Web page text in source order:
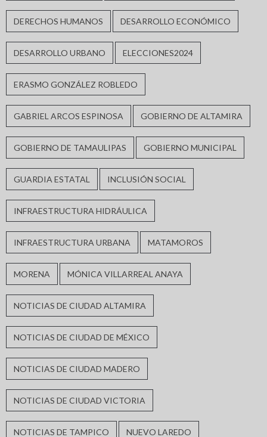
DERECHOS HUMANOS DESARROLLO ECONÓMICO
DESARROLLO URBANO ELECCIONES2024
ERASMO GONZÁLEZ ROBLEDO
GABRIEL ARCOS ESPINOSA GOBIERNO DE ALTAMIRA
GOBIERNO DE TAMAULIPAS GOBIERNO MUNICIPAL
GUARDIA ESTATAL INCLUSIÓN SOCIAL
INFRAESTRUCTURA HIDRÁULICA
INFRAESTRUCTURA URBANA MATAMOROS
MORENA MÓNICA VILLARREAL ANAYA
NOTICIAS DE CIUDAD ALTAMIRA
NOTICIAS DE CIUDAD DE MÉXICO
NOTICIAS DE CIUDAD MADERO
NOTICIAS DE CIUDAD VICTORIA
NOTICIAS DE TAMPICO NUEVO LAREDO